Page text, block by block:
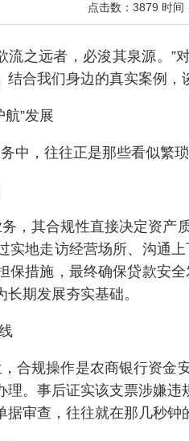
点击数： 3879 时间
流之远者，必浚其泉源。”
合我们身边的真实案例
”发展
中，往往正是那些看似繁
，其合规性直接决定资产
实地走访经营场所、沟通
保措施，最终确保贷款安
期发展夯实基础。
合规操作是农商银行资金
。事后证实该支票涉嫌
审查，往往就在那几秒